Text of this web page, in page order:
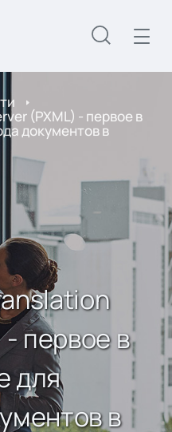
(PXML) - первое в
документов в
первое в
для
в